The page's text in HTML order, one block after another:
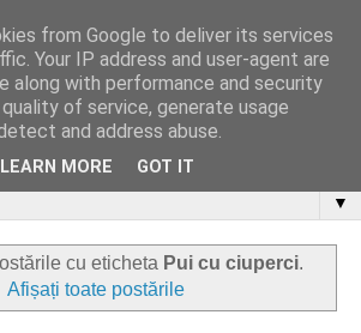
▼
cu eticheta Pui cu ciuperci.
Afișați toate postările
from Google to deliver its services
Your IP address and user-agent are
along with performance and security
of service, generate usage
and address abuse.
LEARN MORE GOT IT